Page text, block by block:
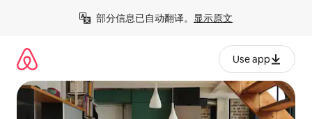
部分信息已自动翻译。 显示原文
Use app